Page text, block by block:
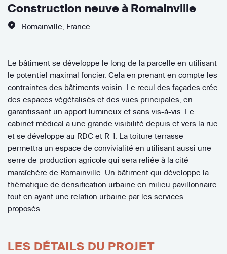
Construction neuve à Romainville
Romainville France
Le bâtiment se développe le long de la parcelle en utilisant
le potentiel maximal foncier. Cela en prenant en compte les
contraintes des bâtiments voisin. Le recul des façades crée
des espaces végétalisés et des vues principales, en
garantissant un apport lumineux et sans vis-à-vis. Le
cabinet médical a une grande visibilité depuis et vers la rue
et se développe au RDC et R-1. La toiture terrasse
permettra un espace de convivialité en utilisant aussi une
serre de production agricole qui sera reliée à la cité
maraîchère de Romainville. Un bâtiment qui développe la
thématique de densification urbaine en milieu pavillonnaire
tout en ayant une relation urbaine par les services
proposés.
LES DÉTAILS DU PROJET